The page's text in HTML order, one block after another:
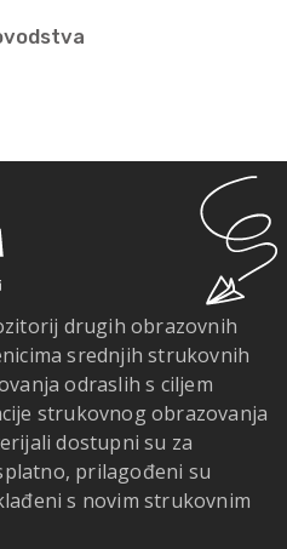
drugih obrazovnih
srednjih strukovnih
odraslih s ciljem
strukovnog obrazovanja
dostupni su za
prilagođeni su
s novim strukovnim